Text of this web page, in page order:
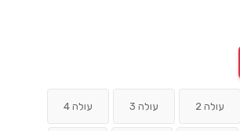
עולה 2 עולה 3 עולה 4